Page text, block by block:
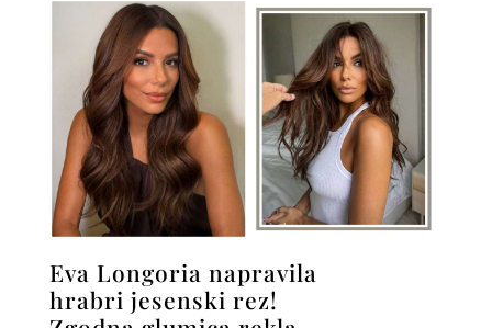
Eva Longoria napravila
hrabri jesenski rez!